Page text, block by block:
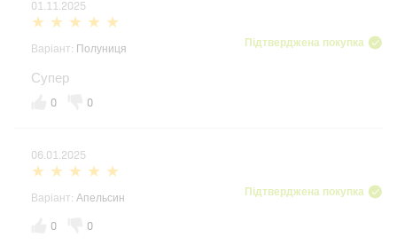
01.11.2025
Підтверджена покупка
Варіант: Полуниця
Супер
0 0
06.01.2025
Підтверджена покупка
Варіант: Апельсин
0
0